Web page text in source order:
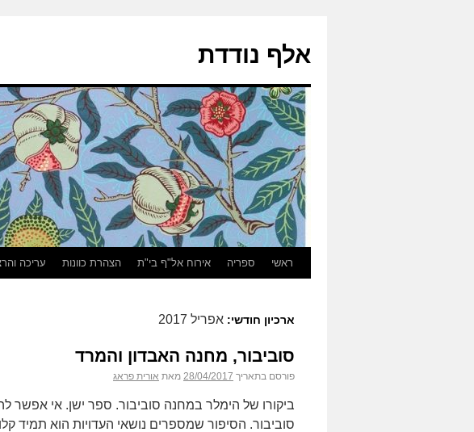
אלף נודדת
ראשי ספריה אירוח אל"ף בי"ת הצהרת כוונות עריכה
ארכיון חודשי: אפריל 2017
סוביבור, מחנה האבדון והמרד
פורסם בתאריך 28/04/2017 מאת אורית פראג
ביקורו של הימלר במחנה סוביבור. ספר ישן. אי אפשר
סוביבור. הסיפור שמספרים נושאי העדויות הוא תמיד